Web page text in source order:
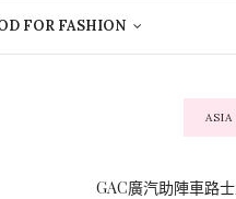
FOR FASHION
ASIA
GAC廣汽助陣車路